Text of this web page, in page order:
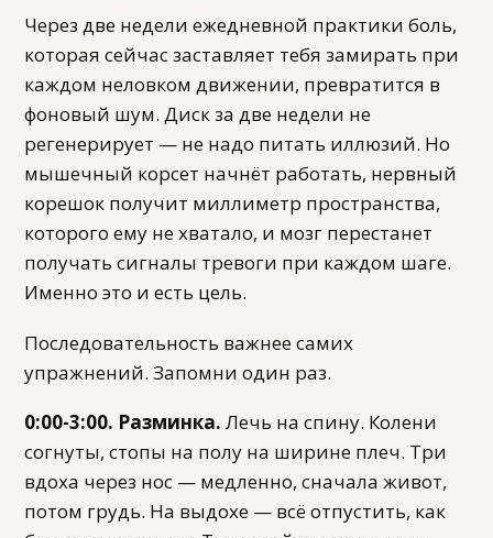
Через две недели ежедневной практики боль,
которая сейчас заставляет тебя замирать при
каждом неловком движении, превратится в
фоновый шум. Диск за две недели не
регенерирует — не надо питать иллюзий. Но
мышечный корсет начнёт работать, нервный
корешок получит миллиметр пространства,
которого ему не хватало, и мозг перестанет
получать сигналы тревоги при каждом шаге.
Именно это и есть цель.
Последовательность важнее самих
упражнений. Запомни один раз.
0:00-3:00. Разминка.Лечь на спину. Колени
согнуты, стопы на полу на ширине плеч. Три
вдоха через нос — медленно, сначала живот,
потом грудь. На выдохе — всё отпустить, как